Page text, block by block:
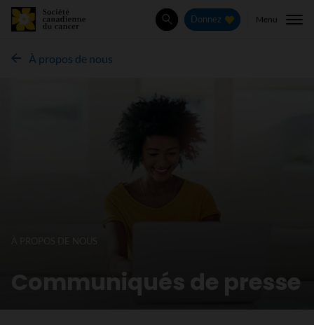
Rechercher
Donnez Menu
À propos de nous
Communiqués de presse